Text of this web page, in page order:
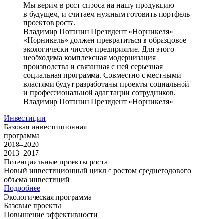
Мы верим в рост спроса на нашу продукцию
в будущем, и считаем нужным готовить портфель
проектов роста.
Владимир Потанин Президент «Норникеля»
«Норникель» должен превратиться в образцовое
экологически чистое предприятие. Для этого
необходима комплексная модернизация
производства и связанная с ней серьезная
социальная программа. Совместно с местными
властями будут разработаны проекты социальной
и профессиональной адаптации сотрудников.
Владимир Потанин Президент «Норникеля»
Инвестиции
Базовая инвестиционная
программа
2018–2020
2013–2017
Потенциальные проекты роста
Новый инвестиционный цикл с ростом среднегодового
объема инвестиций
Подробнее
Экологическая программа
Базовые проекты
Повышение эффективности